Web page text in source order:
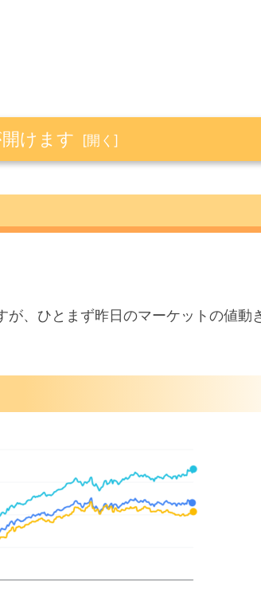
けます
たミシガン大
発言相次ぐ
、ひとまず昨日のマーケットの値動